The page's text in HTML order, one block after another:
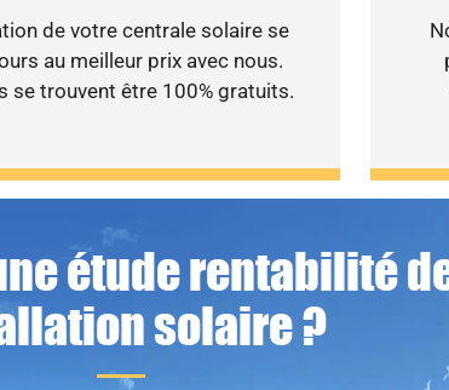
de votre centrale solaire se
au meilleur prix avec nous.
se trouvent être 100% gratuits.
étude rentabilité
solaire ?